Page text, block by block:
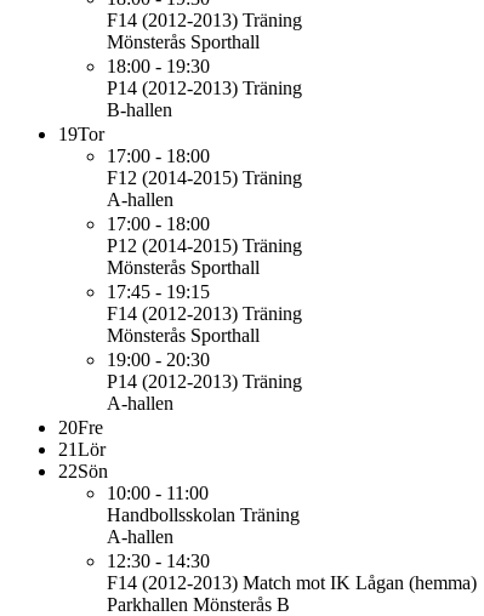
F14 (2012-2013) Träning
Mönsterås Sporthall
18:00 - 19:30
P14 (2012-2013) Träning
B-hallen
19Tor
17:00 - 18:00
F12 (2014-2015) Träning
A-hallen
17:00 - 18:00
P12 (2014-2015) Träning
Mönsterås Sporthall
17:45 - 19:15
F14 (2012-2013) Träning
Mönsterås Sporthall
19:00 - 20:30
P14 (2012-2013) Träning
A-hallen
20Fre
21Lör
22Sön
10:00 - 11:00
Handbollsskolan Träning
A-hallen
12:30 - 14:30
F14 (2012-2013) Match mot IK Lågan (hemma)
Parkhallen Mönsterås B